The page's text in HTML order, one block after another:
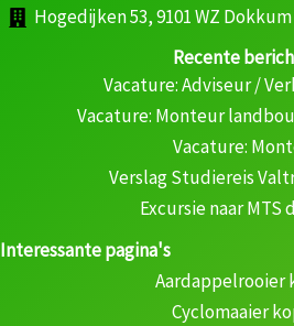
Hogedijken 53, 9101 WZ Dokkum
Recente
Vacature: Adviseur /
Vacature: Monteur
Vacature:
Verslag Studiereis
Excursie naar MTS
Interessante pagina's
Aardappelrooier
Cyclomaaier